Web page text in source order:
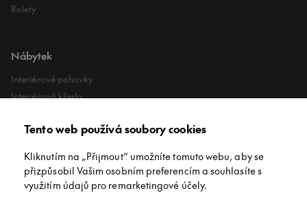
Rolety
Nábytek
Interiérové pohovky
Interiérová křesla
Lehátka
Exteriérové pufy
Tento web používá soubory cookies
Kliknutím na „Přijmout“ umožníte tomuto webu, aby se
přizpůsobil Vašim osobním preferencím a souhlasíte s
využitím údajů pro remarketingové účely.